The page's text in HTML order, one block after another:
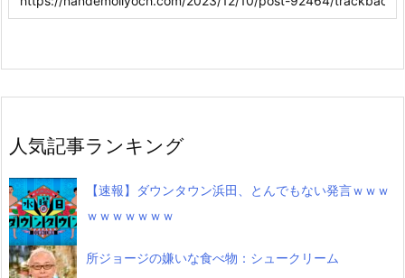
人気記事ランキング
【速報】ダウンタウン浜田、とんでもない発言ｗｗｗ
ｗｗｗｗｗｗｗ
所ジョージの嫌いな食べ物：シュークリーム